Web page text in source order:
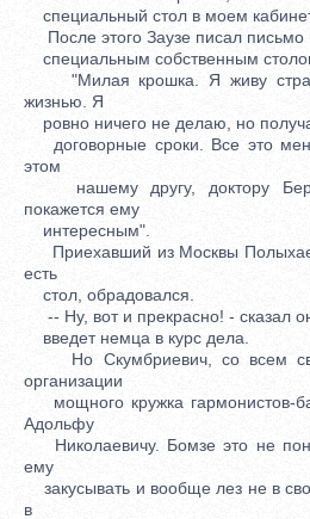
специальный стол в моем
После этого Заузе писал письмо
специальным собственным
"Милая крошка. Я живу
жизнью. Я
ровно ничего не делаю, но
договорные сроки. Все это
этом
нашему другу, доктору
покажется ему
интересным".
Приехавший из Москвы
есть
стол, обрадовался.
-- Ну, вот и прекрасно! - сказал
введет немца в курс дела.
Но Скумбриевич, со всем
организации
мощного кружка гармонистов-
Адольфу
Николаевичу. Бомзе это не
ему
закусывать и вообще лез не в
в